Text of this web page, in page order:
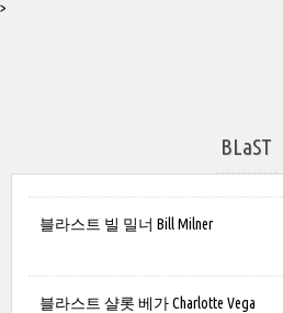
>
BLaST
블라스트 빌 밀너 Bill Milner
블라스트 샬롯 베가 Charlotte Vega